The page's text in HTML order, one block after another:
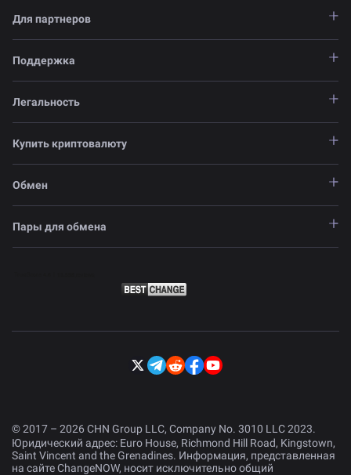
Для партнеров
Поддержка
Легальность
Купить криптовалюту
Обмен
Пары для обмена
© 2017 – 2026 CHN Group LLC, Company No. 3010 LLC 2023.
Юридический адрес: Euro House, Richmond Hill Road, Kingstown,
Saint Vincent and the Grenadines. Информация, представленная
на сайте ChangeNOW, носит исключительно общий